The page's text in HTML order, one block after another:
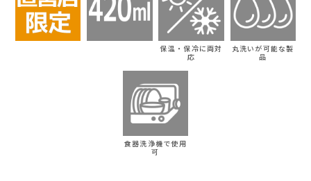
保温・保冷に両対
応
丸洗いが可能な製
品
食器洗浄機で使用
可